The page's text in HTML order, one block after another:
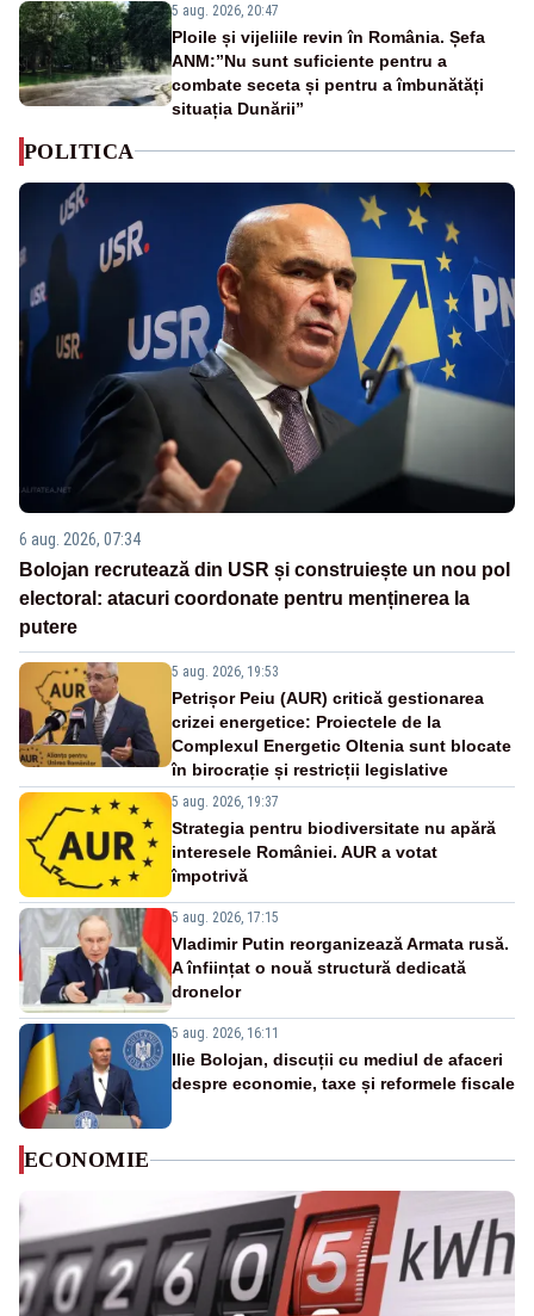
5 aug. 2026, 20:47
Ploile și vijeliile revin în România. Șefa
ANM:”Nu sunt suficiente pentru a
combate seceta și pentru a îmbunătăți
situația Dunării”
POLITICA
6 aug. 2026, 07:34
Bolojan recrutează din USR și construiește un nou pol
electoral: atacuri coordonate pentru menținerea la
putere
5 aug. 2026, 19:53
Petrișor Peiu (AUR) critică gestionarea
crizei energetice: Proiectele de la
Complexul Energetic Oltenia sunt blocate
în birocrație și restricții legislative
5 aug. 2026, 19:37
Strategia pentru biodiversitate nu apără
interesele României. AUR a votat
împotrivă
5 aug. 2026, 17:15
Vladimir Putin reorganizează Armata rusă.
A înființat o nouă structură dedicată
dronelor
5 aug. 2026, 16:11
Ilie Bolojan, discuții cu mediul de afaceri
despre economie, taxe și reformele fiscale
ECONOMIE